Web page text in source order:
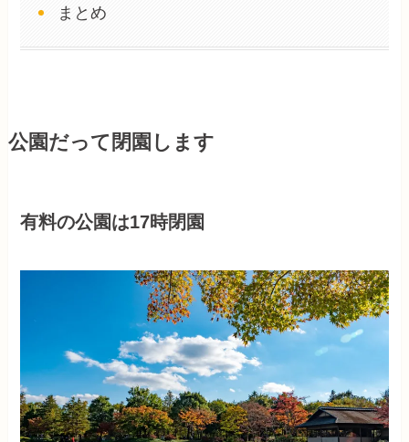
まとめ
公園だって閉園します
有料の公園は17時閉園